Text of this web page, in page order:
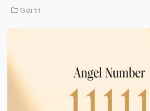
Giải trí